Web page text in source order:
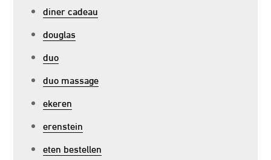
diner cadeau
douglas
duo
duo massage
ekeren
erenstein
eten bestellen